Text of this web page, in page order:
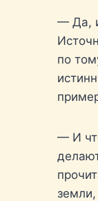
— Да,
по
— И